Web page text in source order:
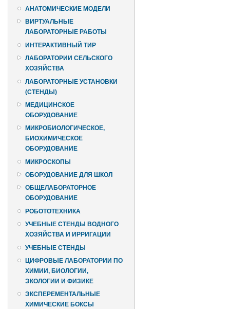
АНАТОМИЧЕСКИЕ МОДЕЛИ
ВИРТУАЛЬНЫЕ
ЛАБОРАТОРНЫЕ РАБОТЫ
ИНТЕРАКТИВНЫЙ ТИР
ЛАБОРАТОРИИ СЕЛЬСКОГО
ХОЗЯЙСТВА
ЛАБОРАТОРНЫЕ УСТАНОВКИ
(СТЕНДЫ)
МЕДИЦИНСКОЕ
ОБОРУДОВАНИЕ
МИКРОБИОЛОГИЧЕСКОЕ,
БИОХИМИЧЕСКОЕ
ОБОРУДОВАНИЕ
МИКРОСКОПЫ
ОБОРУДОВАНИЕ ДЛЯ ШКОЛ
ОБЩЕЛАБОРАТОРНОЕ
ОБОРУДОВАНИЕ
РОБОТОТЕХНИКА
УЧЕБНЫЕ СТЕНДЫ ВОДНОГО
ХОЗЯЙСТВА И ИРРИГАЦИИ
УЧЕБНЫЕ СТЕНДЫ
ЦИФРОВЫЕ ЛАБОРАТОРИИ ПО
ХИМИИ, БИОЛОГИИ,
ЭКОЛОГИИ И ФИЗИКЕ
ЭКСПЕРЕМЕНТАЛЬНЫЕ
ХИМИЧЕСКИЕ БОКСЫ